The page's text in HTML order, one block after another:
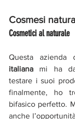
Cosmesi
Cosmetici al naturale
Questa azienda
italiana mi ha
testare i suoi
finalmente, ho
bifasico perfetto.
anche